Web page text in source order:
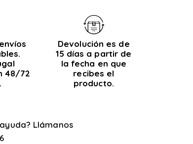
48/72
Devolución es de
15 días a partir de
la fecha en que
recibes el
producto.
Llámanos